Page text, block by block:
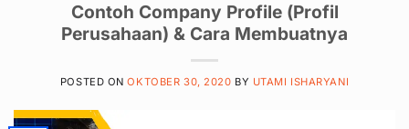
Contoh Company Profile (Profil
Perusahaan) & Cara Membuatnya
POSTED ONOKTOBER 30, 2020 BY UTAMI ISHARYANI